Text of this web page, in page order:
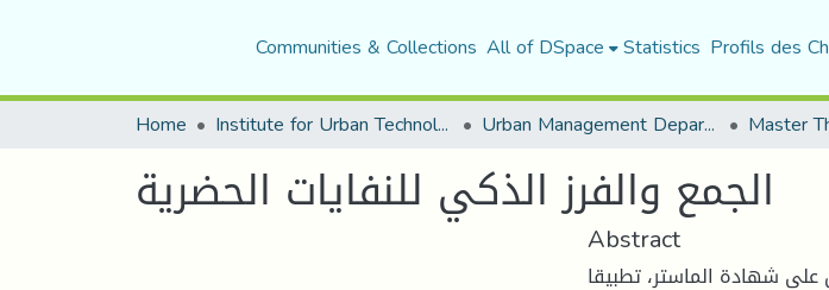
Communities & Collections All of DSpace Statistics Profils des
Home Institute for Urban Technology Management Urban Management Department Master
الجمع والفرز الذكي للنفايات الحضرية
Abstract
شهادة الماستر، تطبيقا